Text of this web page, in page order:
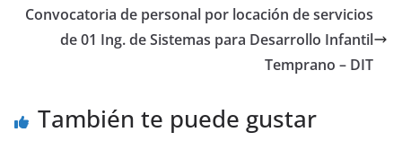
Convocatoria de personal por locación de servicios
de 01 Ing. de Sistemas para Desarrollo Infantil
Temprano – DIT
También te puede gustar